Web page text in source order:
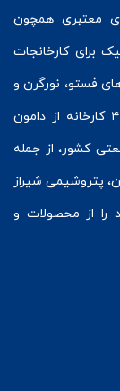
معتبری همچون
برای کارخانجات
فستو، نورگرن و
را توزیع می‌کنیم. تاکنون بیش از ۴۰۰۰ کارخانه از دامون
کشور، از جمله
پتروشیمی شیراز
را از محصولات و